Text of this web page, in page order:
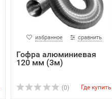
избранное сравнить
Гофра алюминиевая
120 мм (3м)
(0) Где купить